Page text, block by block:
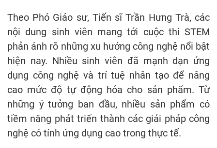
Theo Phó Giáo sư, Tiến sĩ Trần Hưng Trà, các
nội dung sinh viên mang tới cuộc thi STEM
phản ánh rõ những xu hướng công nghệ nổi bật
hiện nay. Nhiều sinh viên đã mạnh dạn ứng
dụng công nghệ và trí tuệ nhân tạo để nâng
cao mức độ tự động hóa cho sản phẩm. Từ
những ý tưởng ban đầu, nhiều sản phẩm có
tiềm năng phát triển thành các giải pháp công
nghệ có tính ứng dụng cao trong thực tế.